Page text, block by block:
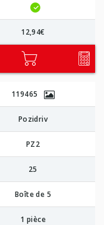
12,94€
119465
Pozidriv
PZ2
25
Boîte de 5
1 pièce